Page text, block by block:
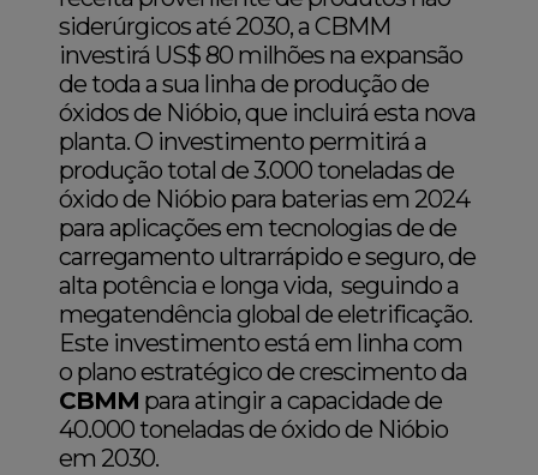
siderúrgicos até 2030, a CBMM
investirá US$ 80 milhões na expansão
de toda a sua linha de produção de
óxidos de Nióbio, que incluirá esta nova
planta. O investimento permitirá a
produção total de 3.000 toneladas de
óxido de Nióbio para baterias em 2024
para aplicações em tecnologias de de
carregamento ultrarrápido e seguro, de
alta potência e longa vida, seguindo a
megatendência global de eletrificação.
Este investimento está em linha com
o plano estratégico de crescimento da
CBMM para atingir a capacidade de
40.000 toneladas de óxido de Nióbio
em 2030.